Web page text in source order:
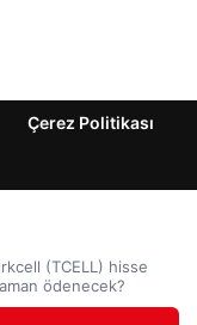
Çerez Politikası
(TCELL) hisse
ödenecek?